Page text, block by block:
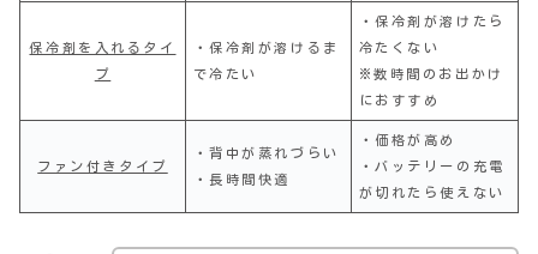
保冷剤を入れるタイ
プ
・保冷剤が溶けるま
で冷たい
・保冷剤が溶けたら
冷たくない
※数時間のお出かけ
におすすめ
ファン付きタイプ
・背中が蒸れづらい
・長時間快適
・価格が高め
・バッテリーの充電
が切れたら使えない